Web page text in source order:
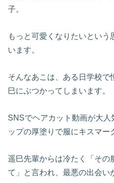
子。
もっと可愛くなりたいとい
います。
そんなあこは、ある日学校で
巳にぶつかってしまいます。
SNSでヘアカット動画が大人
ップの厚塗りで服にキスマー
遥巳先輩からは冷たく「その
て」と言われ、最悪の出会い